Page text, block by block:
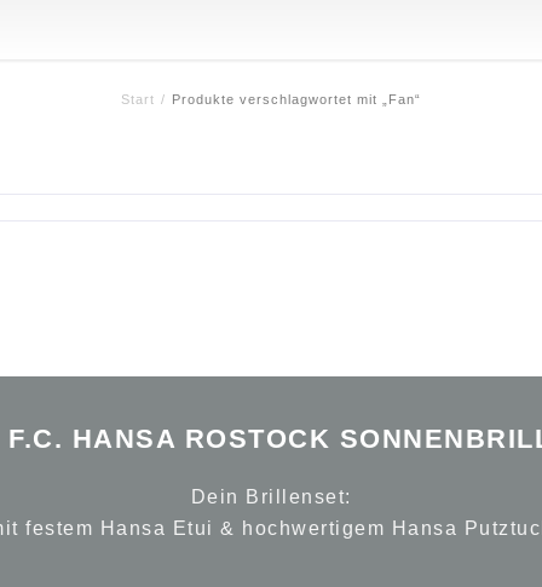
Start / Produkte verschlagwortet mit „Fan“
F.C. HANSA ROSTOCK
Dein Brillenset:
festem Hansa Etui & hochwertigem Hansa